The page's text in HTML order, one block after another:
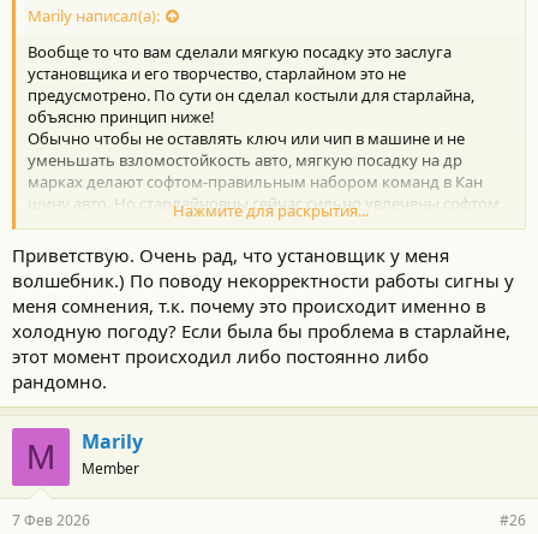
Marily написал(а):
Вообще то что вам сделали мягкую посадку это заслуга
установщика и его творчество, старлайном это не
предусмотрено. По сути он сделал костыли для старлайна,
объясню принцип ниже!
Обычно чтобы не оставлять ключ или чип в машине и не
уменьшать взломостойкость авто, мягкую посадку на др
марках делают софтом-правильным набором команд в Кан
шину авто. Но старлайновцы сейчас сильно увлечены софтом
черри и чангана(массовым сегментом), а для тойоты
используется штатная команда автозапуска.
Расшифрую: разработчики тойоты предусмотрели
дистанционный запуск своих автомобилей через их
приложение и платно, т.е существует набор can команд
которые как бы запускают тойоту в аварийном режиме для
прогрева двс, при этом включаются не все блоки в авто а
только главные, мягкая посадка не предусмотрена. Именно
этот набор команд использует старлайн для автозапуска и
соответственно что то может не работать или набор команд не
полный.
Нажмите для раскрытия...
Приветствую. Очень рад, что установщик у меня
волшебник.) По поводу некорректности работы сигны у
меня сомнения, т.к. почему это происходит именно в
холодную погоду? Если была бы проблема в старлайне,
этот момент происходил либо постоянно либо
рандомно.
M Marily
Member
7 Фев 2026 #26